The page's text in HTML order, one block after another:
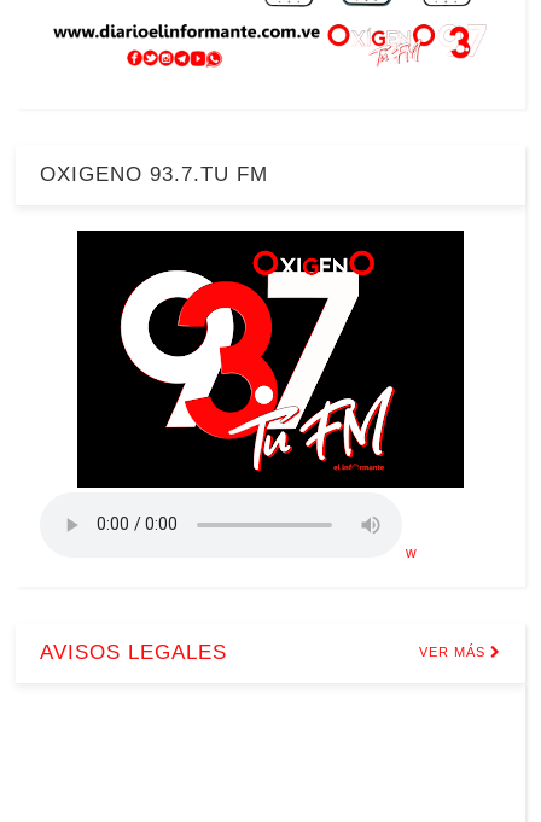
OXIGENO 93.7.TU FM
w
AVISOS LEGALES VER MÁS